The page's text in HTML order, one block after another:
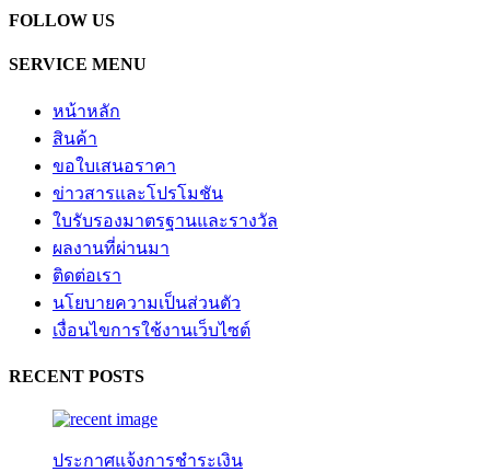
FOLLOW US
SERVICE MENU
หน้าหลัก
สินค้า
ขอใบเสนอราคา
ข่าวสารและโปรโมชัน
ใบรับรองมาตรฐานและรางวัล
ผลงานที่ผ่านมา
ติดต่อเรา
นโยบายความเป็นส่วนตัว
เงื่อนไขการใช้งานเว็บไซต์
RECENT POSTS
ประกาศแจ้งการชำระเงิน